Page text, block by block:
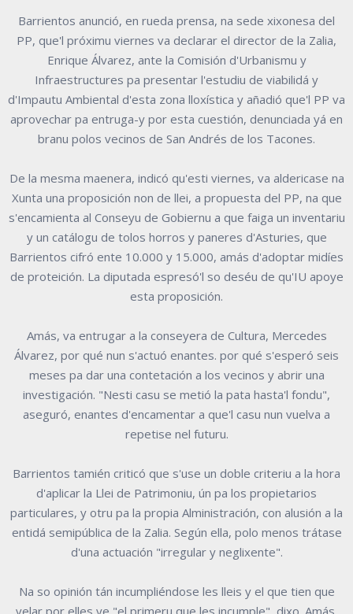
Barrientos anunció, en rueda prensa, na sede xixonesa del
PP, que'l próximu viernes va declarar el director de la Zalia,
Enrique Álvarez, ante la Comisión d'Urbanismu y
Infraestructures pa presentar l'estudiu de viabilidá y
d'Impautu Ambiental d'esta zona lloxística y añadió que'l PP va
aprovechar pa entruga-y por esta cuestión, denunciada yá en
branu polos vecinos de San Andrés de los Tacones.
De la mesma maenera, indicó qu'esti viernes, va aldericase na
Xunta una proposición non de llei, a propuesta del PP, na que
s'encamienta al Conseyu de Gobiernu a que faiga un inventariu
y un catálogu de tolos horros y paneres d'Asturies, que
Barrientos cifró ente 10.000 y 15.000, amás d'adoptar midíes
de proteición. La diputada espresó'l so deséu de qu'IU apoye
esta proposición.
Amás, va entrugar a la conseyera de Cultura, Mercedes
Álvarez, por qué nun s'actuó enantes. por qué s'esperó seis
meses pa dar una contetación a los vecinos y abrir una
investigación. "Nesti casu se metió la pata hasta'l fondu",
aseguró, enantes d'encamentar a que'l casu nun vuelva a
repetise nel futuru.
Barrientos tamién criticó que s'use un doble criteriu a la hora
d'aplicar la Llei de Patrimoniu, ún pa los propietarios
particulares, y otru pa la propia Alministración, con alusión a la
entidá semipública de la Zalia. Según ella, polo menos trátase
d'una actuación "irregular y neglixente".
Na so opinión tán incumpliéndose les lleis y el que tien que